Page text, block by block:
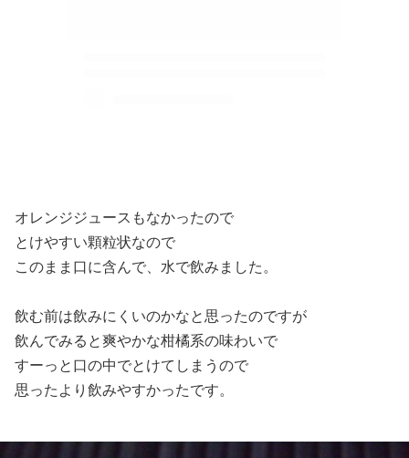
オレンジジュースもなかったので
とけやすい顆粒状なので
このまま口に含んで、水で飲みました。
飲む前は飲みにくいのかなと思ったのですが
飲んでみると爽やかな柑橘系の味わいで
すーっと口の中でとけてしまうので
思ったより飲みやすかったです。